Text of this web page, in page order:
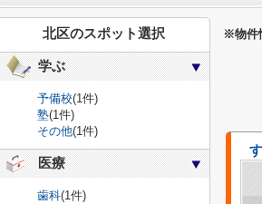
※物件
北区のスポット選択
学ぶ
予備校(1件)
塾(1件)
その他(1件)
医療
歯科(1件)